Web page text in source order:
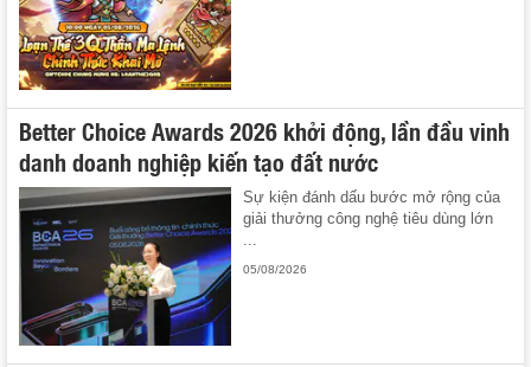
Better Choice Awards 2026 khởi động, lần đầu vinh
danh doanh nghiệp kiến tạo đất nước
Sự kiện đánh dấu bước mở rộng của
giải thưởng công nghệ tiêu dùng lớn
05/08/2026